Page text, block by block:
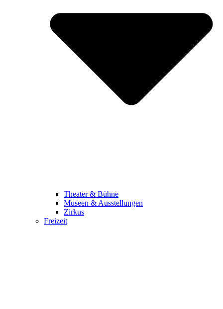
Theater & Bühne
Museen & Ausstellungen
Zirkus
Freizeit